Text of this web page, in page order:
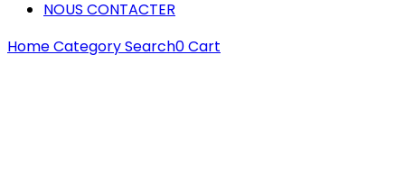
NOUS CONTACTER
HomeCategorySearch0Cart